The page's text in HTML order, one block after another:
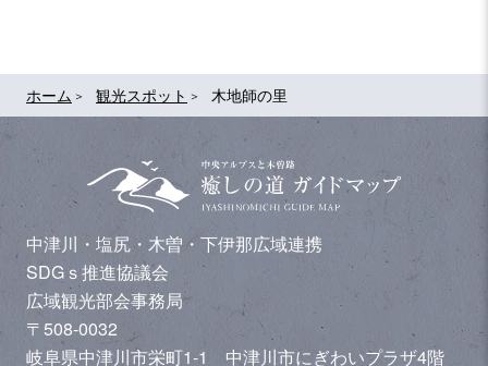
ホーム 観光スポット 木地師の里
中津川・塩尻・木曽・下伊那広域連携
SDGｓ推進協議会
広域観光部会事務局
〒508-0032
岐阜県中津川市栄町1-1 中津川市にぎわいプラザ4階